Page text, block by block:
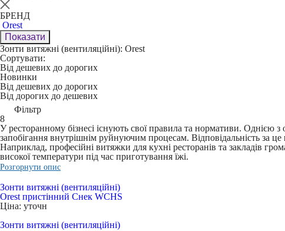
БРЕНД
Orest
Показати
Зонти витяжні (вентиляційні): Orest
Сортувати:
Від дешевих до дорогих
Новинки
Від дешевих до дорогих
Від дорогих до дешевих
Фільтр
8
У ресторанному бізнесі існують свої правила та нормативи. Однією
запобігання внутрішнім руйнуючим процесам. Відповідальність за
Наприклад, професійні витяжки для кухні ресторанів та закладів
високої температури під час приготування їжі.
Розгорнути опис
Зонти витяжні (вентиляційні)
Orest пристінний Снек WCHS
Ціна: уточн
Зонти витяжні (вентиляційні)